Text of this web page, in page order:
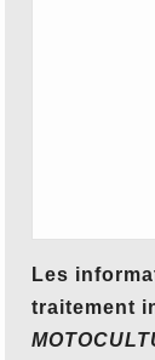
Les
traitement